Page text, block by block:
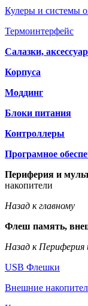
Кулеры и системы
Термоинтерфейс
Салазки,
Корпуса
Моддинг
Блоки питания
Контроллеры
Програмное
Периферия и
накопители
Назад к главному
Флеш память,
Назад к Периферия
USB Флешки
Внешние